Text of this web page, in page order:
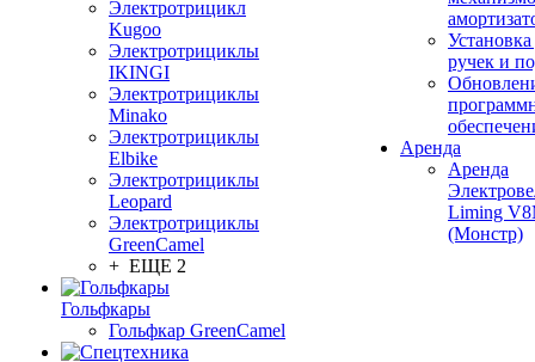
Электротрицикл
Kugoo
Электротрициклы
IKINGI
Электротрициклы
Minako
Электротрициклы
Elbike
Электротрициклы
Leopard
Электротрициклы
GreenCamel
+ ЕЩЕ 2
Гольфкары
Гольфкар GreenCamel
ручек и
Аренда
Аренда
Liming
(Монстр)